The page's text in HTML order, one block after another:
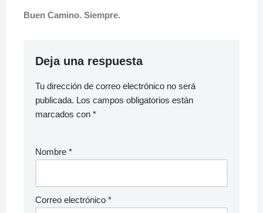
Buen Camino. Siempre.
Deja una respuesta
Tu dirección de correo electrónico no será
publicada. Los campos obligatorios están
marcados con *
Nombre *
Correo electrónico *